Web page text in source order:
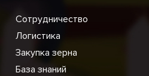
Сотрудничество
Логистика
Закупка зерна
База знаний